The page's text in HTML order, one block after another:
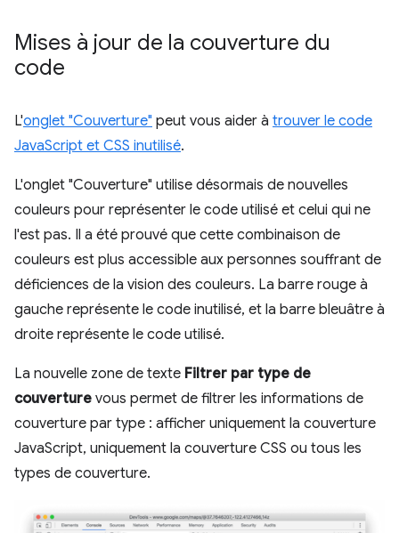
Mises à jour de la couverture du
code
L'onglet "Couverture" peut vous aider à trouver le code
JavaScript et CSS inutilisé.
L'onglet "Couverture" utilise désormais de nouvelles
couleurs pour représenter le code utilisé et celui qui ne
l'est pas. Il a été prouvé que cette combinaison de
couleurs est plus accessible aux personnes souffrant de
déficiences de la vision des couleurs. La barre rouge à
gauche représente le code inutilisé, et la barre bleuâtre à
droite représente le code utilisé.
La nouvelle zone de texte Filtrer par type de
couverture vous permet de filtrer les informations de
couverture par type : afficher uniquement la couverture
JavaScript, uniquement la couverture CSS ou tous les
types de couverture.